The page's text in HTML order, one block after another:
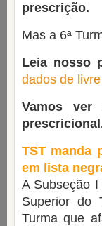
prescrição.
Mas a 6ª
Leia nosso
dados de
Vamos
TST manda
em lista
A Subseção
Superior do
Turma que